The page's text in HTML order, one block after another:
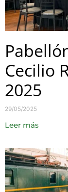
Cecilio
2025
29/05/2025
Leer más